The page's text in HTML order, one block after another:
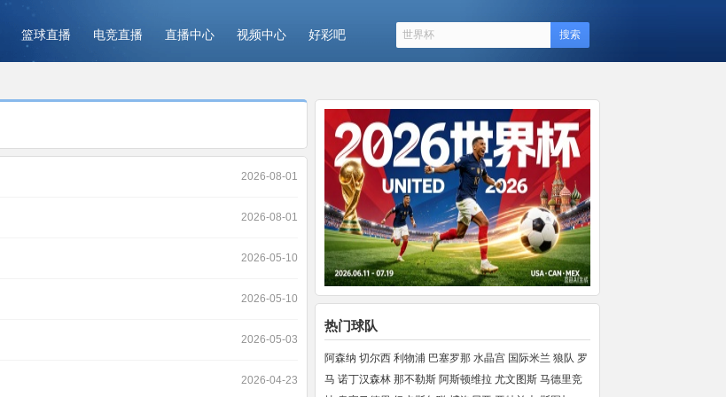
篮球直播 电竞直播 直播中心 视频中心 好彩吧 搜索
2026-08-01
2026-08-01
2026-05-10
2026-05-10
2026-05-03
2026-04-23
热门球队
阿森纳 切尔西 利物浦 巴塞罗那 水晶宫 国际米兰 狼队 罗
马 诺丁汉森林 那不勒斯 阿斯顿维拉 尤文图斯 马德里竞